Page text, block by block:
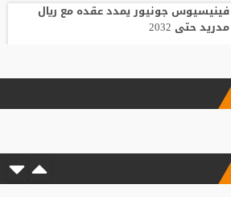
فينيسيوس جونيور يمدد عقده مع ريال
مدريد حتى 2032
الاتحاد يودع فابينيو برسالة مؤثرة